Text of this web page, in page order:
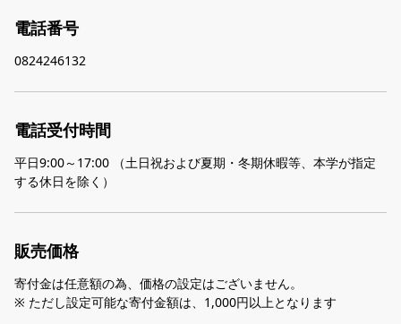
電話番号
0824246132
電話受付時間
平日9:00～17:00 （土日祝および夏期・冬期休暇等、本学が指定
する休日を除く）
販売価格
寄付金は任意額の為、価格の設定はございません。
※ ただし設定可能な寄付金額は、1,000円以上となります